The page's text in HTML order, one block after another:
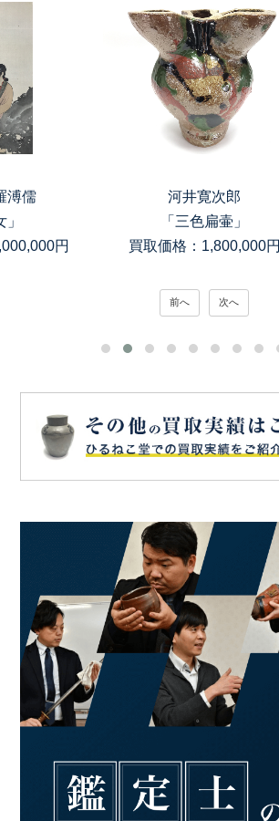
溥儒
円
河井寛次郎
「三色扁壷」
買取価格：1,800,000円
前へ 次へ